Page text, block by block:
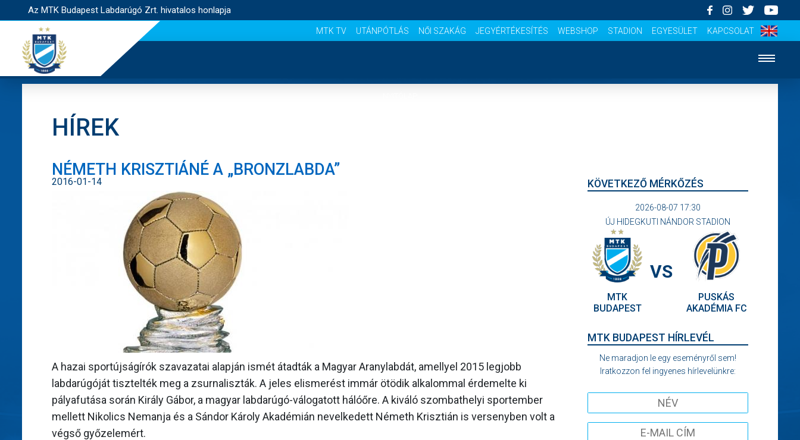
Az MTK Budapest Labdarúgó Zrt. hivatalos honlapja
MTK TV UTÁNPÓTLÁS NŐI SZAKÁG JEGYÉRTÉKESÍTÉS WEBSHOP STADION EGYESÜLET KAPCSOLAT
HÍREK
NÉMETH KRISZTIÁNÉ A „BRONZLABDA”
2016-01-14
A hazai sportújságírók szavazatai alapján ismét átadták a Magyar Aranylabdát, amellyel 2015 legjobb
labdarúgóját tisztelték meg a zsurnaliszták. A jeles elismerést immár ötödik alkalommal érdemelte ki
pályafutása során Király Gábor, a magyar labdarúgó-válogatott hálóőre. A kiváló szombathelyi sportember
mellett Nikolics Nemanja és a Sándor Károly Akadémián nevelkedett Németh Krisztián is versenyben volt a
végső győzelemért.
KÖVETKEZŐ MÉRKŐZÉS
2026-08-07 17:30
ÚJ HIDEGKUTI NÁNDOR STADION
MTK
BUDAPEST
VS
PUSKÁS
AKADÉMIA FC
MTK BUDAPEST HÍRLEVÉL
Ne maradjon le egy eseményről sem!
Iratkozzon fel ingyenes hírlevelünkre: